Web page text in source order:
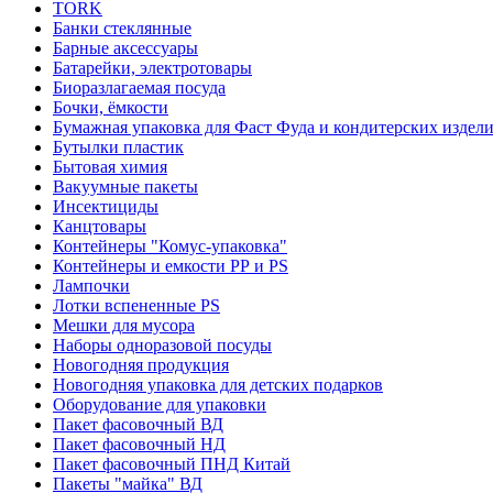
TORK
Банки стеклянные
Барные аксессуары
Батарейки, электротовары
Биоразлагаемая посуда
Бочки, ёмкости
Бумажная упаковка для Фаст Фуда и кондитерских
Бутылки пластик
Бытовая химия
Вакуумные пакеты
Инсектициды
Канцтовары
Контейнеры "Комус-упаковка"
Контейнеры и емкости РР и PS
Лампочки
Лотки вспененные PS
Мешки для мусора
Наборы одноразовой посуды
Новогодняя продукция
Новогодняя упаковка для детских подарков
Оборудование для упаковки
Пакет фасовочный ВД
Пакет фасовочный НД
Пакет фасовочный ПНД Китай
Пакеты "майка" ВД